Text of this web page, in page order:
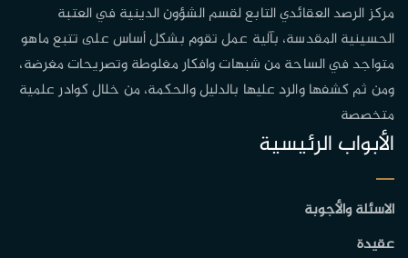
مركز الرصد العقائدي التابع لقسم الشؤون الدينية في العتبة
الحسينية المقدسة، بآلية عمل تقوم بشكل أساس على تتبع ماهو
متواجد في الساحة من شبهات وافكار مغلوطة وتصريحات مغرضة،
ومن ثم كشفها والرد عليها بالدليل والحكمة، من خلال كوادر علمية
متخصصة
الأبواب الرئيسية
الاسئلة والأجوبة
عقيدة